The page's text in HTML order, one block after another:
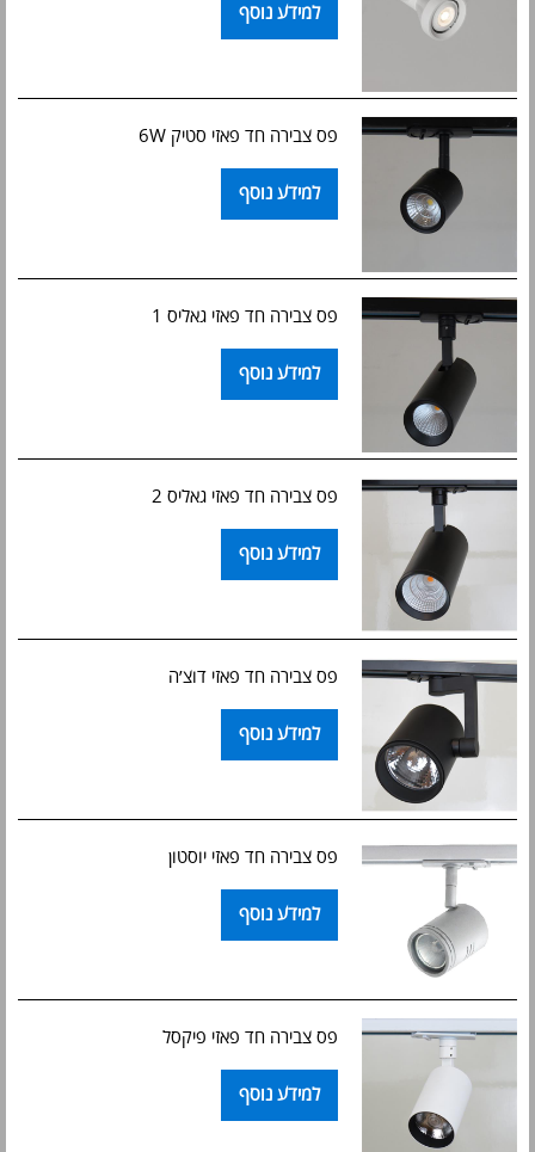
למידע נוסף
פס צבירה חד פאזי סטיק 6W
למידע נוסף
פס צבירה חד פאזי גאליס 1
למידע נוסף
פס צבירה חד פאזי גאליס 2
למידע נוסף
פס צבירה חד פאזי דוצ׳ה
למידע נוסף
פס צבירה חד פאזי יוסטון
למידע נוסף
פס צבירה חד פאזי פיקסל
למידע נוסף